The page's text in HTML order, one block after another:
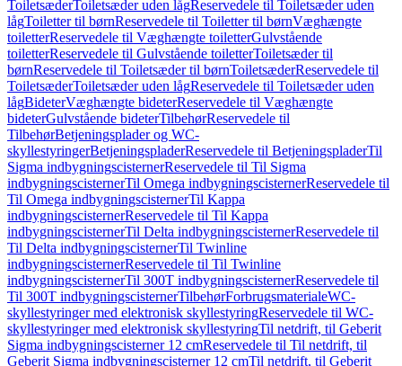
ToiletsæderToiletsæder uden lågReservedele til Toiletsæder uden
lågToiletter til børnReservedele til Toiletter til børnVæghængte
toiletterReservedele til Væghængte toiletterGulvstående
toiletterReservedele til Gulvstående toiletterToiletsæder til
børnReservedele til Toiletsæder til børnToiletsæderReservedele til
ToiletsæderToiletsæder uden lågReservedele til Toiletsæder uden
lågBideterVæghængte bideterReservedele til Væghængte
bideterGulvstående bideterTilbehørReservedele til
TilbehørBetjeningsplader og WC-
skyllestyringerBetjeningspladerReservedele til BetjeningspladerTil
Sigma indbygningscisternerReservedele til Til Sigma
indbygningscisternerTil Omega indbygningscisternerReservedele til
Til Omega indbygningscisternerTil Kappa
indbygningscisternerReservedele til Til Kappa
indbygningscisternerTil Delta indbygningscisternerReservedele til
Til Delta indbygningscisternerTil Twinline
indbygningscisternerReservedele til Til Twinline
indbygningscisternerTil 300T indbygningscisternerReservedele til
Til 300T indbygningscisternerTilbehørForbrugsmaterialeWC-
skyllestyringer med elektronisk skyllestyringReservedele til WC-
skyllestyringer med elektronisk skyllestyringTil netdrift, til Geberit
Sigma indbygningscisterner 12 cmReservedele til Til netdrift, til
Geberit Sigma indbygningscisterner 12 cmTil netdrift, til Geberit